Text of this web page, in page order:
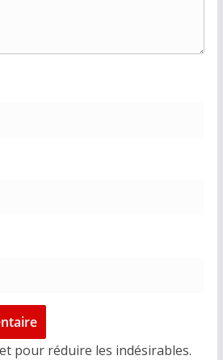
pour réduire les indésirables.